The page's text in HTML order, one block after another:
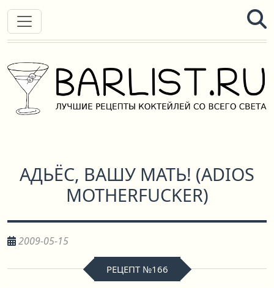
АДЬЁС, ВАШУ МАТЬ! (ADIOS
MOTHERFUCKER)
2009-05-15
РЕЦЕПТ №166